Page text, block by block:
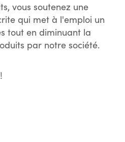
vous soutenez une
qui met à l'emploi un
tout en diminuant la
par notre société.